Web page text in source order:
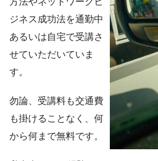
ジネス成功法を通勤中
あるいは自宅で受講さ
せていただいていま
す。
勿論、受講料も交通費
も掛けることなく、何
から何まで無料です。